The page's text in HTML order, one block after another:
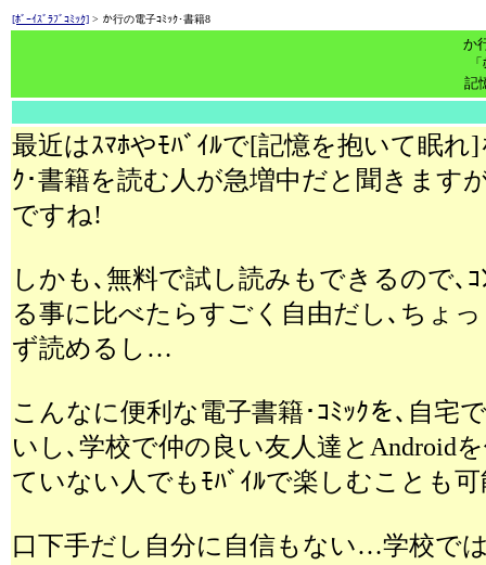
[ﾎﾞｰｲｽﾞﾗﾌﾞｺﾐｯｸ] > か行の電子ｺﾐｯｸ･書籍8
か
記
最近はｽﾏﾎやﾓﾊﾞｲﾙで[記憶を抱いて眠れ
ｸ･書籍を読む人が急増中だと聞きます
ですね!
しかも､無料で試し読みもできるので､
る事に比べたらすごく自由だし､ちょ
ず読めるし…
こんなに便利な電子書籍･ｺﾐｯｸを､自宅
いし､学校で仲の良い友人達とAndroid
ていない人でもﾓﾊﾞｲﾙで楽しむことも
口下手だし自分に自信もない…学校で